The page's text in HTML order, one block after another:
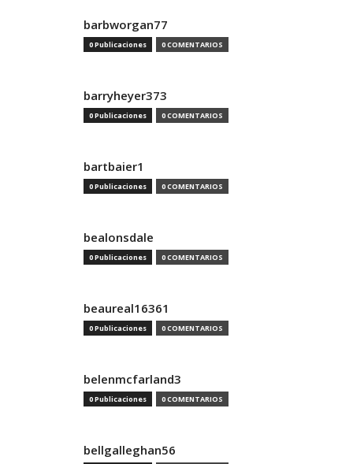
barbworgan77
0 Publicaciones 0 COMENTARIOS
barryheyer373
0 Publicaciones 0 COMENTARIOS
bartbaier1
0 Publicaciones 0 COMENTARIOS
bealonsdale
0 Publicaciones 0 COMENTARIOS
beaureal16361
0 Publicaciones 0 COMENTARIOS
belenmcfarland3
0 Publicaciones 0 COMENTARIOS
bellgalleghan56